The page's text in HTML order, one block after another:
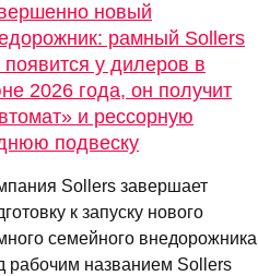
новый
рамный Sollers
появится у дилеров в
2026 года, он получит
и рессорную
подвеску
Sollers завершает
к запуску нового
семейного внедорожника
рабочим названием Sollers